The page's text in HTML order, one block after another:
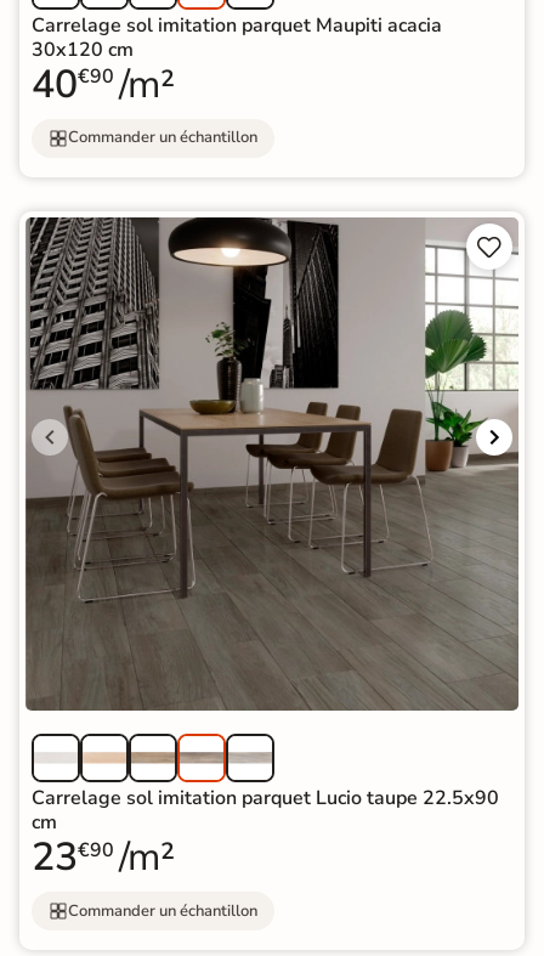
Carrelage sol imitation parquet Maupiti acacia
30x120 cm
40€90 /m²
Commander un échantillon


Carrelage sol imitation parquet Lucio taupe 22.5x90
cm
23€90 /m²
Commander un échantillon